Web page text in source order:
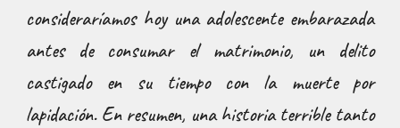
consideraríamos hoy una adolescente embarazada
antes de consumar el matrimonio, un delito
castigado en su tiempo con la muerte por
lapidación. En resumen, una historia terrible tanto